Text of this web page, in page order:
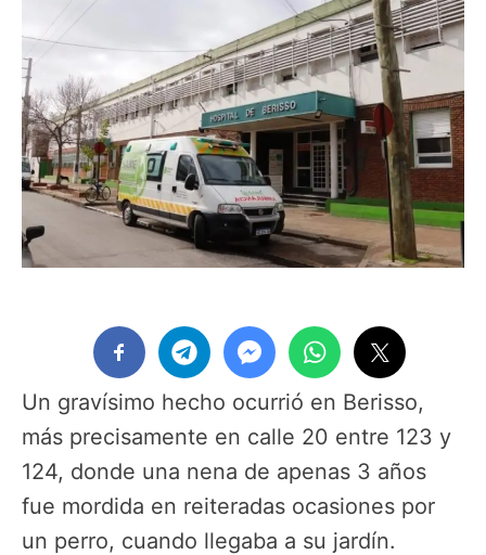
Un gravísimo hecho ocurrió en Berisso,
más precisamente en calle 20 entre 123 y
124, donde una nena de apenas 3 años
fue mordida en reiteradas ocasiones por
un perro, cuando llegaba a su jardín.